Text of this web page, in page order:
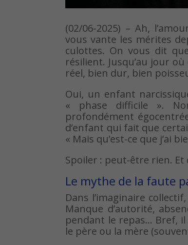
(02/06-2025) – Ah,
vous vante les mérites
culottes. On vous dit
résilient. Jusqu’au jour
réel, bien dur, bien
Oui, un enfant
« phase difficile ».
profondément
d’enfant qui fait que
« Mais qu’est-ce que j’ai
Spoiler : peut-être rien. Et
Le mythe de la faute
Dans l’imaginaire
Manque d’autorité,
pendant le repas… Bref,
le père ou la mère